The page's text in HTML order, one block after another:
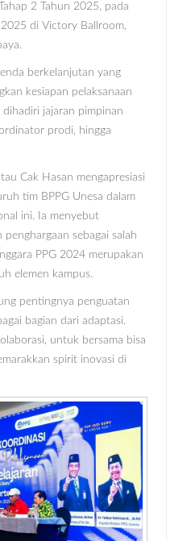
2 Tahun 2025, pada
di Victory Ballroom,
berkelanjutan yang
kesiapan pelaksanaan
dihadiri jajaran pimpinan
prodi, hingga
Cak Hasan mengapresiasi
tim BPPG Unesa dalam
ini. Ia menyebut
penghargaan sebagai salah
PPG 2024 merupakan
elemen kampus.
pentingnya penguatan
bagian dari adaptasi.
untuk bersama bisa
spirit inovasi di